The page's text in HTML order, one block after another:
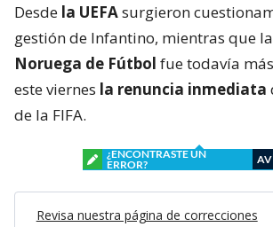
Desde la UEFAsurgieron
gestión de Infantino, mientras que la
Noruega de Fútbol fue todavía
este viernes la renuncia inmediata
de la FIFA.
¿ENCONTRASTE UN
ERROR?
Revisa nuestra página de correcciones